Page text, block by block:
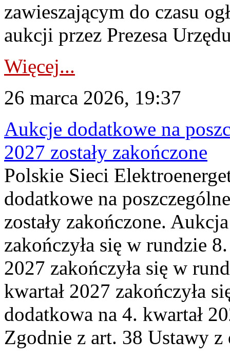
zawieszającym do czasu
aukcji przez Prezesa
Więcej...
26 marca 2026, 19:37
Aukcje dodatkowe na
2027 zostały zakończone
Polskie Sieci
dodatkowe na
zostały zakończone.
zakończyła się w rundzie
2027 zakończyła się w
kwartał 2027 zakończyła
dodatkowa na 4. kwartał
Zgodnie z art. 38 Ustawy